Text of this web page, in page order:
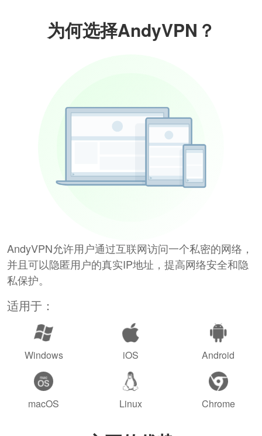
为何选择AndyVPN？
AndyVPN允许用户通过互联网访问一个私密的网络，
并且可以隐匿用户的真实IP地址，提高网络安全和隐
私保护。
适用于：
Windows iOS Android
macOS Linux Chrome